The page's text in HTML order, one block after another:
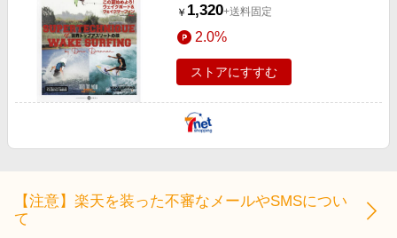
家電・PC・スマホ・カメラ
エンタメ
スポーツ・アウトドア・ゴルフ
インテリア・寝具
金融・マネー・保険
楽天ペイ導入ストア
楽天サービス特集
旅行特集
わくわく夏特集
Qoo10メガポ
Samsung ボーナスキャンペーン
￥ 1,320+送料固定
2.0%
ストアにすすむ
【注意】楽天を装った不審なメールやSMSについ
て